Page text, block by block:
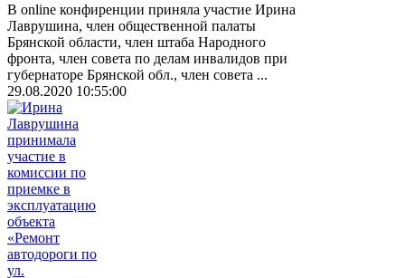
В online конфиренции приняла участие Ирина
Лаврушина, член общественной палаты
Брянской области, член штаба Народного
фронта, член совета по делам инвалидов при
губернаторе Брянской обл., член совета ...
29.08.2020 10:55:00